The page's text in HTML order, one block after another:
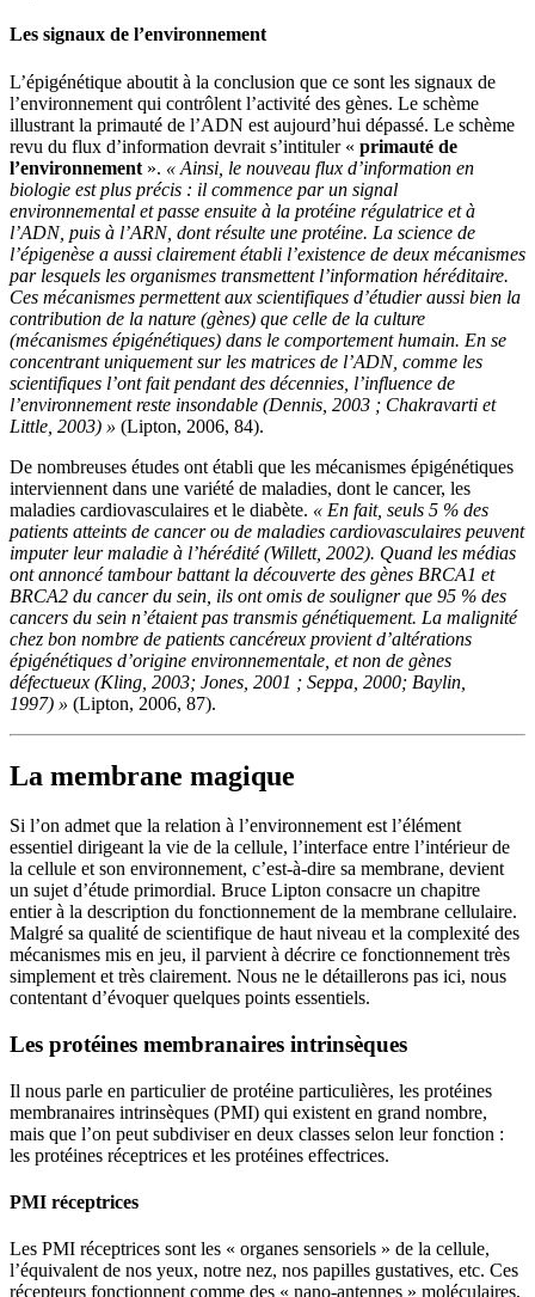
Les signaux de l’environnement
L’épigénétique aboutit à la conclusion que ce sont les signaux de
l’environnement qui contrôlent l’activité des gènes. Le schème
illustrant la primauté de l’ADN est aujourd’hui dépassé. Le schème
revu du flux d’information devrait s’intituler « primauté de
l’environnement ». « Ainsi, le nouveau flux d’information en
biologie est plus précis : il commence par un signal
environnemental et passe ensuite à la protéine régulatrice et à
l’ADN, puis à l’ARN, dont résulte une protéine. La science de
l’épigenèse a aussi clairement établi l’existence de deux mécanismes
par lesquels les organismes transmettent l’information héréditaire.
Ces mécanismes permettent aux scientifiques d’étudier aussi bien la
contribution de la nature (gènes) que celle de la culture
(mécanismes épigénétiques) dans le comportement humain. En se
concentrant uniquement sur les matrices de l’ADN, comme les
scientifiques l’ont fait pendant des décennies, l’influence de
l’environnement reste insondable (Dennis, 2003 ; Chakravarti et
Little, 2003) » (Lipton, 2006, 84).
De nombreuses études ont établi que les mécanismes épigénétiques
interviennent dans une variété de maladies, dont le cancer, les
maladies cardiovasculaires et le diabète. « En fait, seuls 5 % des
patients atteints de cancer ou de maladies cardiovasculaires peuvent
imputer leur maladie à l’hérédité (Willett, 2002). Quand les médias
ont annoncé tambour battant la découverte des gènes BRCA1 et
BRCA2 du cancer du sein, ils ont omis de souligner que 95 % des
cancers du sein n’étaient pas transmis génétiquement. La malignité
chez bon nombre de patients cancéreux provient d’altérations
épigénétiques d’origine environnementale, et non de gènes
défectueux (Kling, 2003; Jones, 2001 ; Seppa, 2000; Baylin,
1997) » (Lipton, 2006, 87).
La membrane magique
Si l’on admet que la relation à l’environnement est l’élément
essentiel dirigeant la vie de la cellule, l’interface entre l’intérieur de
la cellule et son environnement, c’est-à-dire sa membrane, devient
un sujet d’étude primordial. Bruce Lipton consacre un chapitre
entier à la description du fonctionnement de la membrane cellulaire.
Malgré sa qualité de scientifique de haut niveau et la complexité des
mécanismes mis en jeu, il parvient à décrire ce fonctionnement très
simplement et très clairement. Nous ne le détaillerons pas ici, nous
contentant d’évoquer quelques points essentiels.
Les protéines membranaires intrinsèques
Il nous parle en particulier de protéine particulières, les protéines
membranaires intrinsèques (PMI) qui existent en grand nombre,
mais que l’on peut subdiviser en deux classes selon leur fonction :
les protéines réceptrices et les protéines effectrices.
PMI réceptrices
Les PMI réceptrices sont les « organes sensoriels » de la cellule,
l’équivalent de nos yeux, notre nez, nos papilles gustatives, etc. Ces
récepteurs fonctionnent comme des « nano-antennes » moléculaires,